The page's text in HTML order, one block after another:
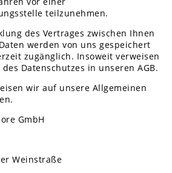
teilzunehmen.
des Vertrages zwischen Ihnen
werden von uns gespeichert
zugänglich. Insoweit verweisen
Datenschutzes in unseren AGB.
wir auf unsere Allgemeinen
GmbH
Weinstraße